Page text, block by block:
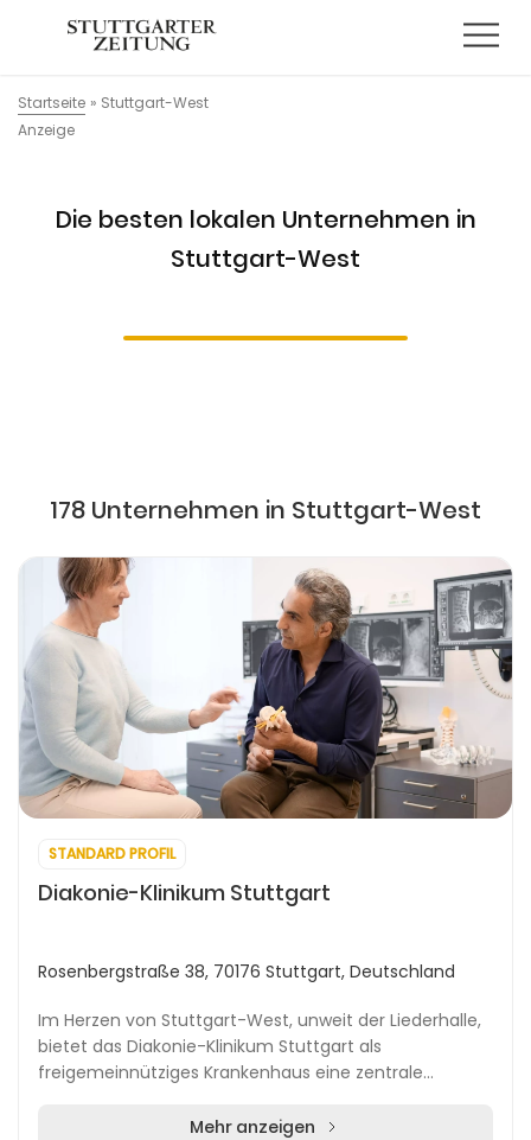
Startseite » Stuttgart-West
Anzeige
Die besten lokalen Unternehmen in
Stuttgart-West
178 Unternehmen in Stuttgart-West
STANDARD PROFIL
Diakonie-Klinikum Stuttgart
Rosenbergstraße 38, 70176 Stuttgart, Deutschland
Im Herzen von Stuttgart-West, unweit der Liederhalle,
bietet das Diakonie-Klinikum Stuttgart als
freigemeinnütziges Krankenhaus eine zentrale
Mehr anzeigen